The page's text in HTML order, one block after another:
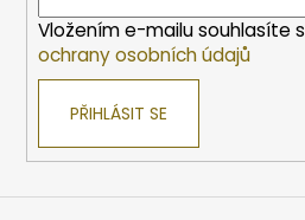
Vložením e-mailu souhlasíte s
ochrany osobních údajů
PŘIHLÁSIT SE